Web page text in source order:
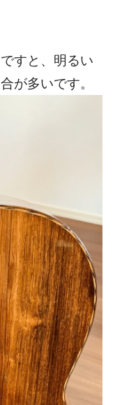
すと、明るい
が多いです。